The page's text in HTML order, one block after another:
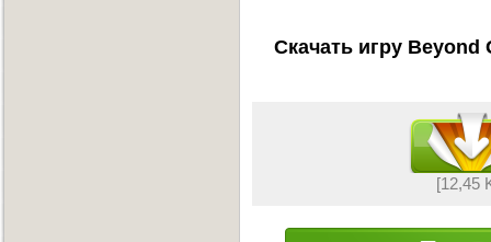
Скачать игру Beyond
[12,45